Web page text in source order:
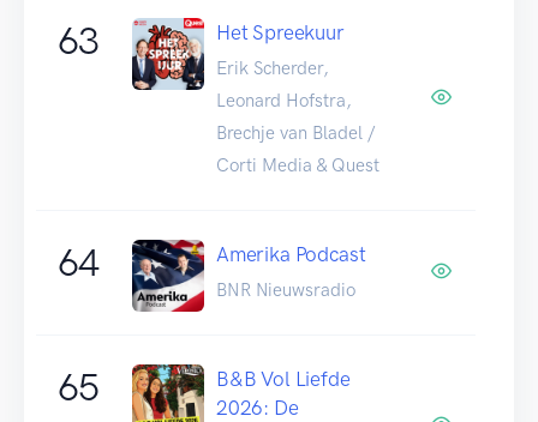
63 Het Spreekuur
Erik Scherder,
Leonard Hofstra,
Brechje van Bladel /
Corti Media & Quest
64 Amerika Podcast
BNR Nieuwsradio
65
B&B Vol Liefde
2026: De